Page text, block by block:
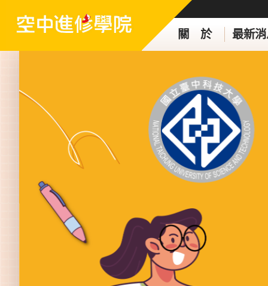
關 於 最新